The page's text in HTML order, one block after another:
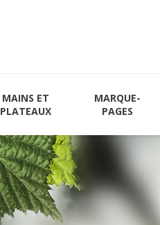
MAINS ET
PLATEAUX
MARQUE-
PAGES